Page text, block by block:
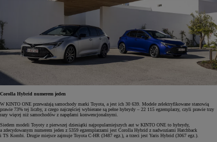
Corolla Hybrid numerem jeden
W KINTO ONE przeważają samochody marki Toyota, a jest ich 30 639. Modele zelektryfikowane stanowią
prawie 73% tej liczby, z czego najczęściej wybierane są pełne hybrydy – 22 115 egzemplarzy, czyli prawie trzy
razy więcej niż samochodów z napędami konwencjonalnymi.
Siedem modeli Toyoty z pierwszej dziesiątki najpopularniejszych aut w KINTO ONE to hybrydy,
a zdecydowanym numerem jeden z 5359 egzemplarzami jest Corolla Hybrid z nadwoziami Hatchback
i TS Kombi. Drugie miejsce zajmuje Toyota C-HR (3487 egz.), a trzeci jest Yaris Hybrid (3067 egz.).